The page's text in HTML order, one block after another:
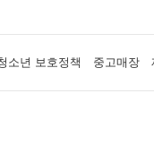
소년 보호정책 중고매장